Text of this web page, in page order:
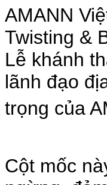
AMANN
Twisting &
Lễ khánh
lãnh đạo
trọng của
Cột mốc